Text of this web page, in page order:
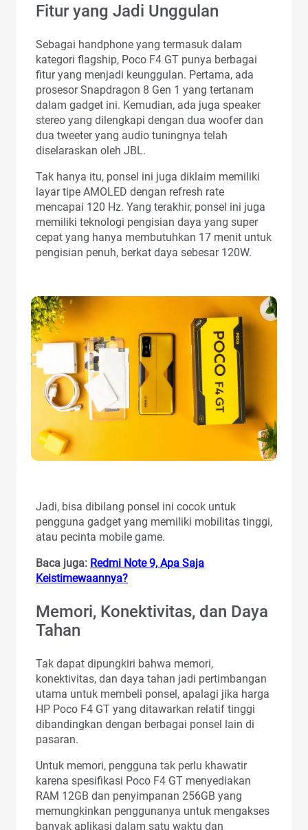
Fitur yang Jadi Unggulan
Sebagai handphone yang termasuk dalam
kategori flagship, Poco F4 GT punya berbagai
fitur yang menjadi keunggulan. Pertama, ada
prosesor Snapdragon 8 Gen 1 yang tertanam
dalam gadget ini. Kemudian, ada juga speaker
stereo yang dilengkapi dengan dua woofer dan
dua tweeter yang audio tuningnya telah
diselaraskan oleh JBL.
Tak hanya itu, ponsel ini juga diklaim memiliki
layar tipe AMOLED dengan refresh rate
mencapai 120 Hz. Yang terakhir, ponsel ini juga
memiliki teknologi pengisian daya yang super
cepat yang hanya membutuhkan 17 menit untuk
pengisian penuh, berkat daya sebesar 120W.
Jadi, bisa dibilang ponsel ini cocok untuk
pengguna gadget yang memiliki mobilitas tinggi,
atau pecinta mobile game.
Baca juga: Redmi Note 9, Apa Saja
Keistimewaannya?
Memori, Konektivitas, dan Daya
Tahan
Tak dapat dipungkiri bahwa memori,
konektivitas, dan daya tahan jadi pertimbangan
utama untuk membeli ponsel, apalagi jika harga
HP Poco F4 GT yang ditawarkan relatif tinggi
dibandingkan dengan berbagai ponsel lain di
pasaran.
Untuk memori, pengguna tak perlu khawatir
karena spesifikasi Poco F4 GT menyediakan
RAM 12GB dan penyimpanan 256GB yang
memungkinkan penggunanya untuk mengakses
banyak aplikasi dalam satu waktu dan